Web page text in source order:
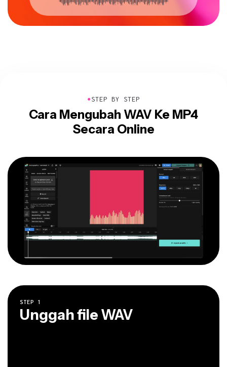
●STEP BY STEP
Cara Mengubah WAV Ke MP4
Secara Online
STEP 1
Unggah file WAV